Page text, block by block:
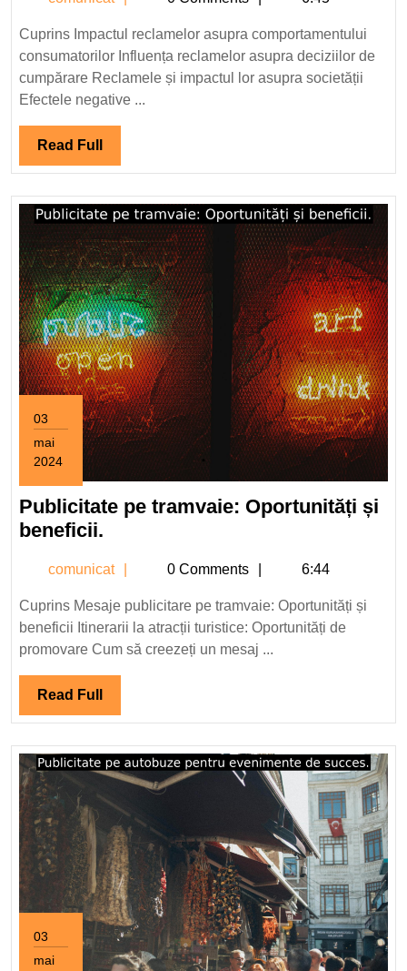
Cuprins Impactul reclamelor asupra comportamentului
consumatorilor Influența reclamelor asupra deciziilor de
cumpărare Reclamele și impactul lor asupra societății
Efectele negative ...
Read Full
Full
03
mai
2024
mai
2024
Publicitate pe tramvaie: Oportunități și
beneficii.
tramvaie:
Oportunități
și
beneficii.
comunicat comunicat
0 Comments 6:44
Cuprins Mesaje publicitare pe tramvaie: Oportunități și
beneficii Itinerarii la atracții turistice: Oportunități de
promovare Cum să creezeți un mesaj ...
Read Full Read
Full
03
mai